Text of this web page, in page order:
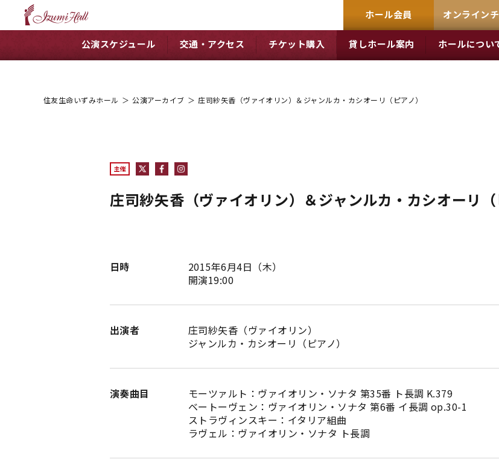
ホール会員 オンライン
公演スケジュール 交通・アクセス チケット購入 貸しホール案内 ホールについ
住友生命いずみホール ＞ 公演アーカイブ ＞ 庄司紗矢香（ヴァイオリン）＆ジャンルカ・カシオーリ（ピアノ）
主催
庄司紗矢香（ヴァイオリン）＆ジャンルカ・カシオーリ（
日時
2015年6月4日（木）
開演19:00
出演者
庄司紗矢香（ヴァイオリン）
ジャンルカ・カシオーリ（ピアノ）
演奏曲目
モーツァルト：ヴァイオリン・ソナタ 第35番 ト長調 K.379
ベートーヴェン：ヴァイオリン・ソナタ 第6番 イ長調 op.30-1
ストラヴィンスキー：イタリア組曲
ラヴェル：ヴァイオリン・ソナタ ト長調